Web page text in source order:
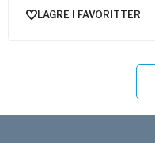
LAGRE I FAVORITTER